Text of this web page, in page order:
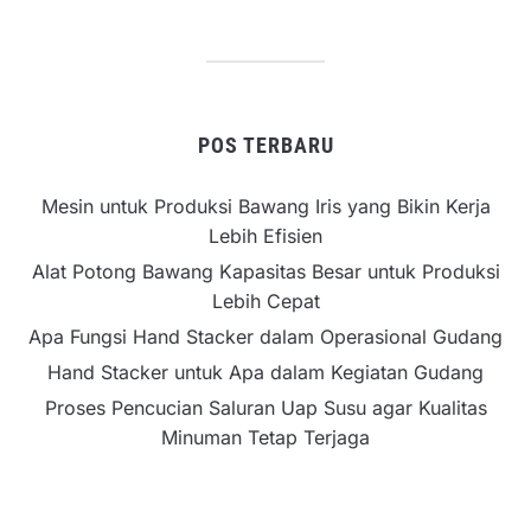
POS TERBARU
Mesin untuk Produksi Bawang Iris yang Bikin Kerja
Lebih Efisien
Alat Potong Bawang Kapasitas Besar untuk Produksi
Lebih Cepat
Apa Fungsi Hand Stacker dalam Operasional Gudang
Hand Stacker untuk Apa dalam Kegiatan Gudang
Proses Pencucian Saluran Uap Susu agar Kualitas
Minuman Tetap Terjaga